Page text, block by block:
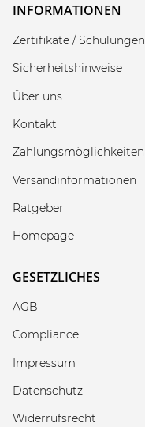
INFORMATIONEN
Zertifikate / Schulungen
Sicherheitshinweise
Über uns
Kontakt
Zahlungsmöglichkeiten
Versandinformationen
Ratgeber
Homepage
GESETZLICHES
AGB
Compliance
Impressum
Datenschutz
Widerrufsrecht